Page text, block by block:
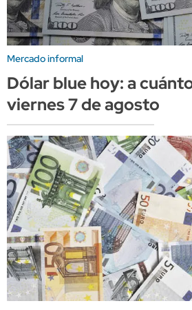
Mercado informal
Dólar blue hoy: a
viernes 7 de agosto